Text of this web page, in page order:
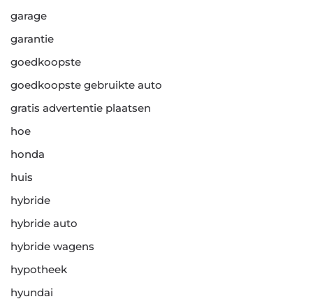
garage
garantie
goedkoopste
goedkoopste gebruikte auto
gratis advertentie plaatsen
hoe
honda
huis
hybride
hybride auto
hybride wagens
hypotheek
hyundai